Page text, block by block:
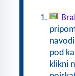
pod
klikni